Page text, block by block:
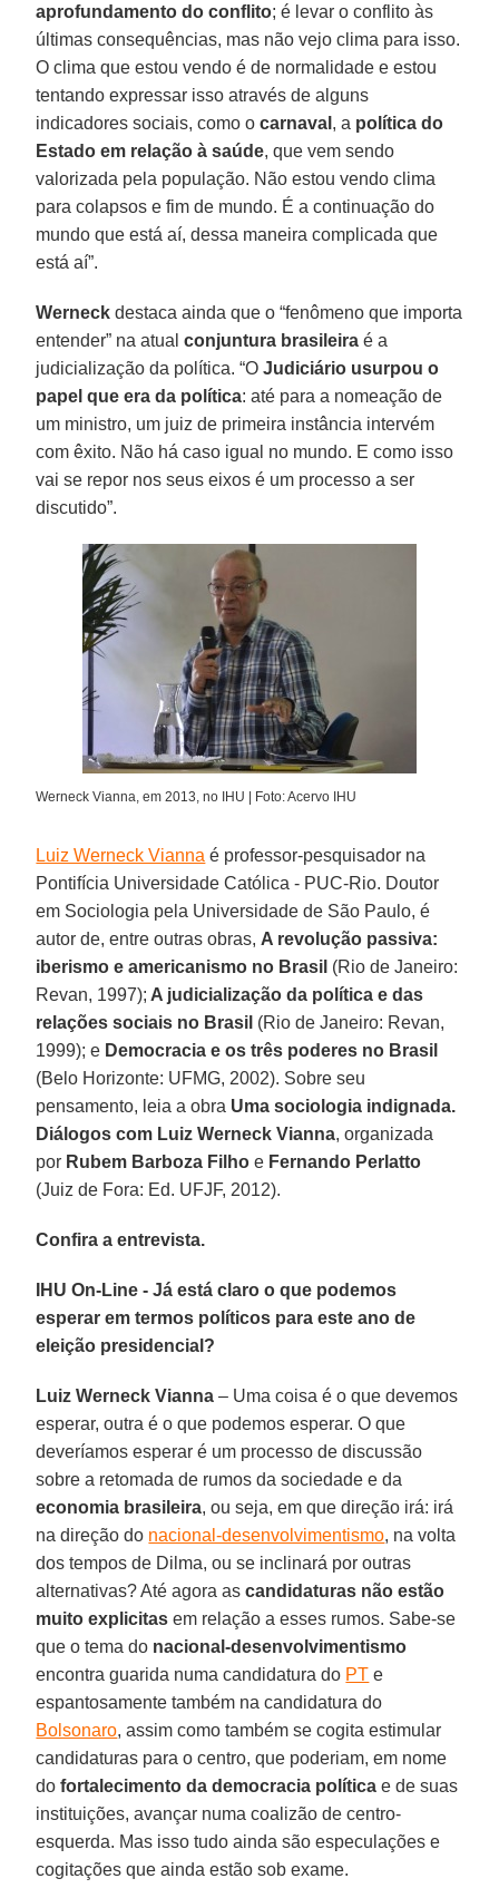
aprofundamento do conflito; é levar o conflito às
últimas consequências, mas não vejo clima para isso.
O clima que estou vendo é de normalidade e estou
tentando expressar isso através de alguns
indicadores sociais, como ocarnaval , a política do
Estado em relação à saúde, que vem sendo
valorizada pela população. Não estou vendo clima
para colapsos e fim de mundo. É a continuação do
mundo que está aí, dessa maneira complicada que
está aí”.
Werneck destaca ainda que o “fenômeno que importa
entender” na atualconjuntura brasileira é a
judicialização da política. “OJudiciário usurpou o
papel que era da política: até para a nomeação de
um ministro, um juiz de primeira instância intervém
com êxito. Não há caso igual no mundo. E como isso
vai se repor nos seus eixos é um processo a ser
discutido”.
Werneck Vianna, em 2013, no IHU | Foto: Acervo IHU
Luiz Werneck Vianna é professor-pesquisador na
Pontifícia Universidade Católica - PUC-Rio. Doutor
em Sociologia pela Universidade de São Paulo, é
autor de, entre outras obras, A revolução passiva:
iberismo e americanismo no Brasil (Rio de Janeiro:
Revan, 1997); A judicialização da política e das
relações sociais no Brasil (Rio de Janeiro: Revan,
1999); e Democracia e os três poderes no Brasil
(Belo Horizonte: UFMG, 2002). Sobre seu
pensamento, leia a obra Uma sociologia indignada.
Diálogos com Luiz Werneck Vianna, organizada
por Rubem Barboza Filho e Fernando Perlatto
(Juiz de Fora: Ed. UFJF, 2012).
Confira a entrevista.
IHU On-Line - Já está claro o que podemos
esperar em termos políticos para este ano de
eleição presidencial?
Luiz Werneck Vianna – Uma coisa é o que devemos
esperar, outra é o que podemos esperar. O que
deveríamos esperar é um processo de discussão
sobre a retomada de rumos da sociedade e da
economia brasileira, ou seja, em que direção irá: irá
na direção do nacional-desenvolvimentismo, na volta
dos tempos de Dilma, ou se inclinará por outras
alternativas? Até agora ascandidaturas não estão
muito explicitas em relação a esses rumos. Sabe-se
que o tema do nacional-desenvolvimentismo
encontra guarida numa candidatura do PT e
espantosamente também na candidatura do
Bolsonaro, assim como também se cogita estimular
candidaturas para o centro, que poderiam, em nome
dofortalecimento da democracia política e de suas
instituições, avançar numa coalizão de centro-
esquerda. Mas isso tudo ainda são especulações e
cogitações que ainda estão sob exame.